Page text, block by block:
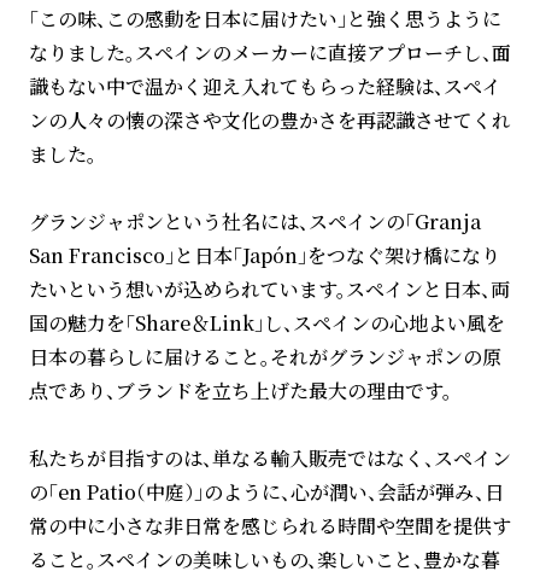
「この味、この感動を日本に届けたい」と強く思うように
なりました。スペインのメーカーに直接アプローチし、面
識もない中で温かく迎え入れてもらった経験は、スペイ
ンの人々の懐の深さや文化の豊かさを再認識させてくれ
ました。
グランジャポンという社名には、スペインの「Granja
San Francisco」と日本「Japón」をつなぐ架け橋になり
たいという想いが込められています。スペインと日本、両
国の魅力を「Share＆Link」し、スペインの心地よい風を
日本の暮らしに届けること。それがグランジャポンの原
点であり、ブランドを立ち上げた最大の理由です。
私たちが目指すのは、単なる輸入販売ではなく、スペイン
の「en Patio（中庭）」のように、心が潤い、会話が弾み、日
常の中に小さな非日常を感じられる時間や空間を提供す
ること。スペインの美味しいもの、楽しいこと、豊かな暮